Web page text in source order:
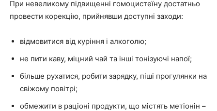
При невеликому підвищенні гомоцистеїну достатньо
провести корекцію, прийнявши доступні заходи:
відмовитися від куріння і алкоголю;
не пити каву, міцний чай та інші тонізуючі напої;
більше рухатися, робити зарядку, піші прогулянки на
свіжому повітрі;
обмежити в раціоні продукти, що містять метіонін –